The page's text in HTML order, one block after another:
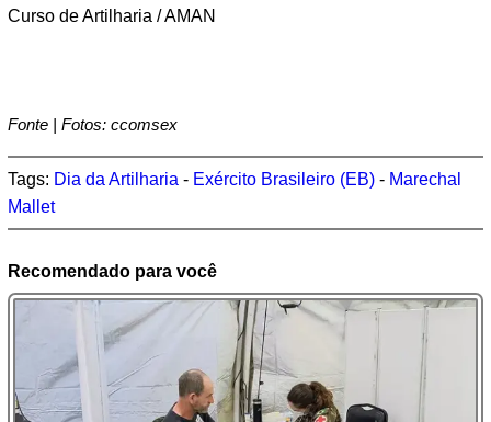
Curso de Artilharia / AMAN
Fonte | Fotos: ccomsex
Tags: Dia da Artilharia - Exército Brasileiro (EB) - Marechal
Mallet
Recomendado para você